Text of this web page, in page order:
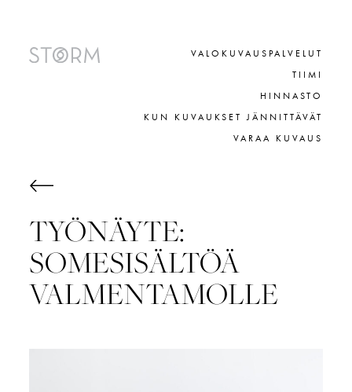
content
VALOKUVAUSPALVELUT
TIIMI
HINNASTO
KUN KUVAUKSET JÄNNITTÄVÄT
VARAA KUVAUS
TYÖNÄYTE:
SOMESISÄLTÖÄ
VALMENTAMOLLE